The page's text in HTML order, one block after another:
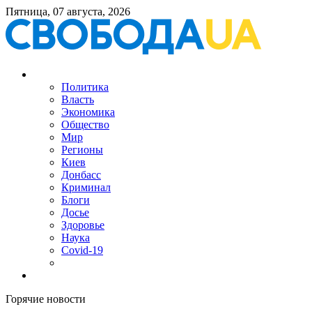
Пятница, 07 августа, 2026
Политика
Власть
Экономика
Общество
Мир
Регионы
Киев
Донбасс
Криминал
Блоги
Досье
Здоровье
Наука
Covid-19
Горячие новости